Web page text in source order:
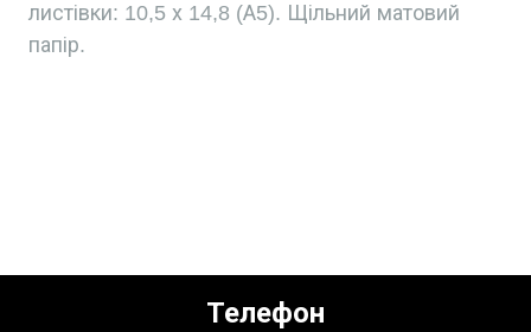
листівки: 10,5 х 14,8 (А5). Щільний матовий
папір.
Телефон